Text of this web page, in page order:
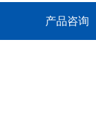
产品咨询